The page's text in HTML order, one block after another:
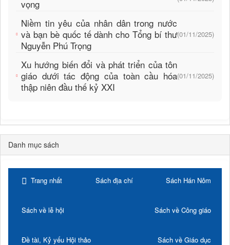
vọng
Niềm tin yêu của nhân dân trong nước
và bạn bè quốc tế dành cho Tổng bí thư
Nguyễn Phú Trọng
(01/11/2025)
Xu hướng biến đổi và phát triển của tôn
giáo dưới tác động của toàn cầu hóa
thập niên đầu thế kỷ XXI
(01/11/2025)
Danh mục sách
Trang nhất Sách địa chí Sách Hán Nôm
Sách về lễ hội Sách về Công giáo
Đề tài, Kỷ yếu Hội thảo Sách về Giáo dục